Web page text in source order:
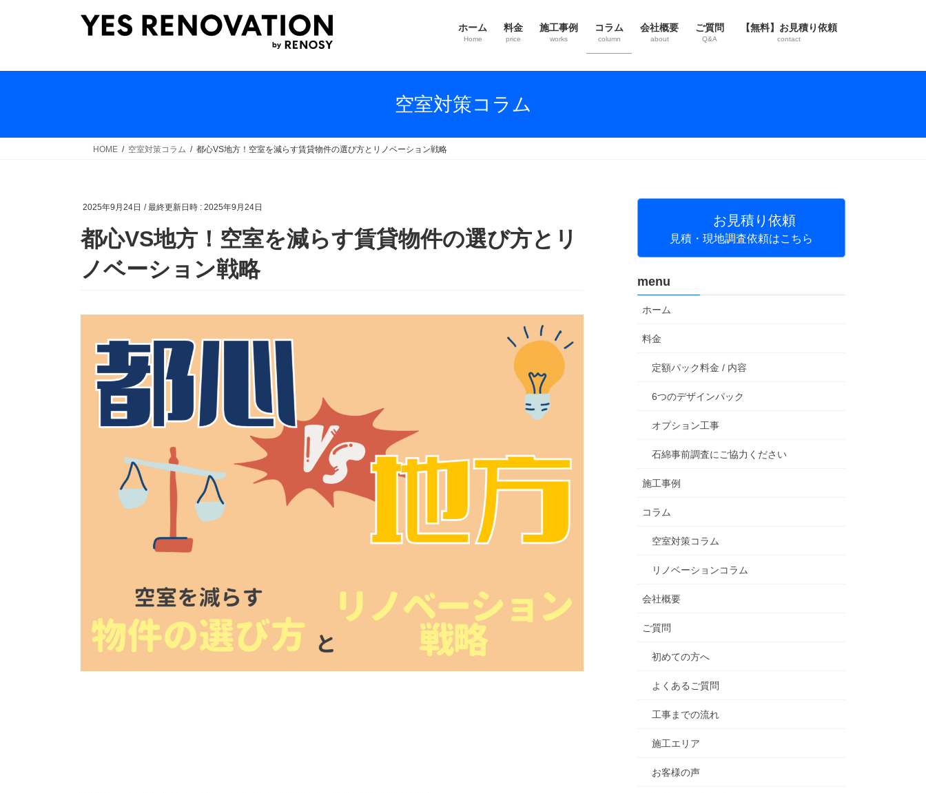
ツ
ッ
シ
移
ホーム
Home
料金
price
施工事例
works
コラム
column
会社概要
about
ご質問
Q&A
【無料】お見積り依頼
contact
空室対策コラム
HOME 空室対策コラム 都心VS地方！空室を減らす賃貸物件の選び方とリノベーション戦略
2025年9月24日 / 最終更新日時 : 2025年9月24日
都心VS地方！空室を減らす賃貸物件の選び方とリ
ノベーション戦略
お見積り依頼
見積・現地調査依頼はこちら
menu
ホーム
料金
定額パック料金 / 内容
6つのデザインパック
オプション工事
石綿事前調査にご協力ください
施工事例
コラム
空室対策コラム
リノベーションコラム
会社概要
ご質問
初めての方へ
よくあるご質問
工事までの流れ
施工エリア
お客様の声